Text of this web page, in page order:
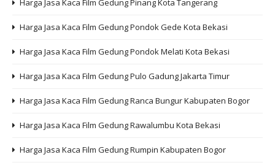
Harga Jasa Kaca Film Gedung Pinang Kota Tangerang
Harga Jasa Kaca Film Gedung Pondok Gede Kota Bekasi
Harga Jasa Kaca Film Gedung Pondok Melati Kota Bekasi
Harga Jasa Kaca Film Gedung Pulo Gadung Jakarta Timur
Harga Jasa Kaca Film Gedung Ranca Bungur Kabupaten Bogor
Harga Jasa Kaca Film Gedung Rawalumbu Kota Bekasi
Harga Jasa Kaca Film Gedung Rumpin Kabupaten Bogor